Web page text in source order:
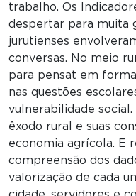
trabalho. Os
despertar para muita
jurutienses
conversas. No meio
para pensat em
nas questões
vulnerabilidade
êxodo rural e suas
economia agrícola. E
compreensão dos
valorização de cada